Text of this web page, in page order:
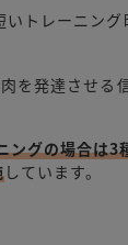
トレーニング
を発達させる
ングの場合は3
しています。